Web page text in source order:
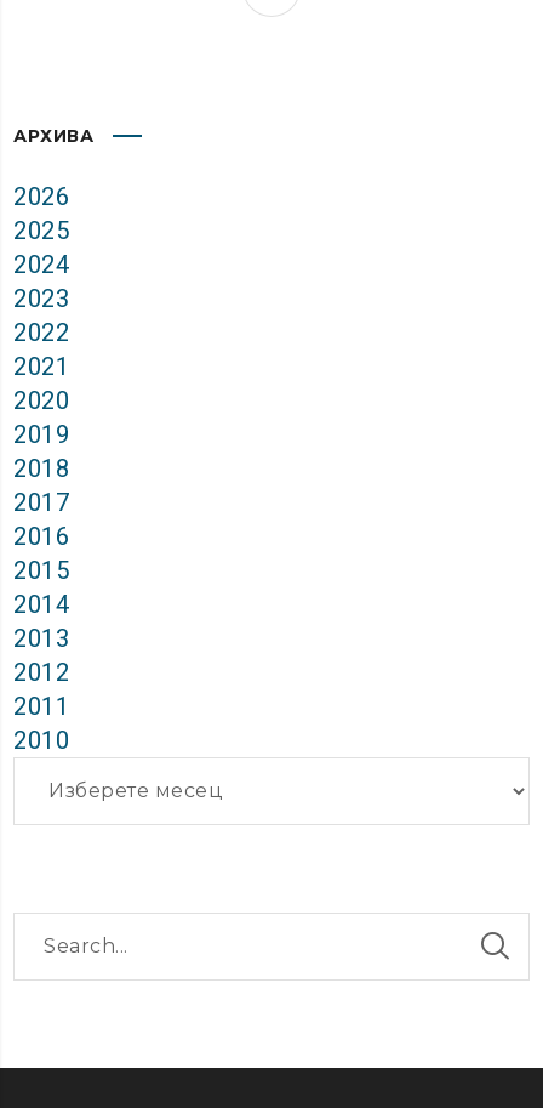
АРХИВА
2026
2025
2024
2023
2022
2021
2020
2019
2018
2017
2016
2015
2014
2013
2012
2011
2010